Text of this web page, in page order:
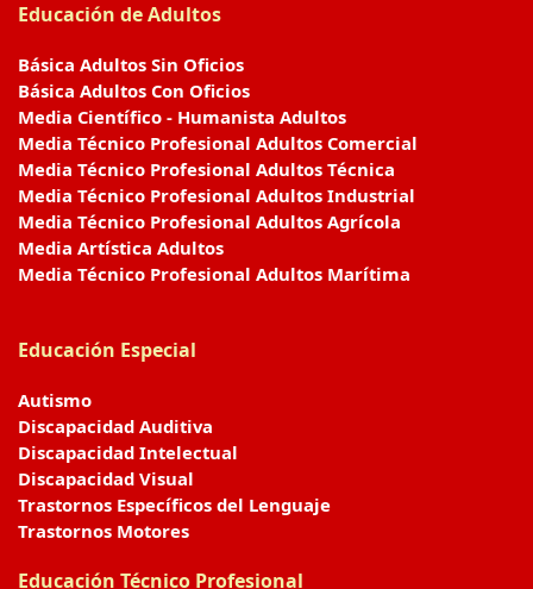
Educación de Adultos
Básica Adultos Sin Oficios
Básica Adultos Con Oficios
Media Científico - Humanista Adultos
Media Técnico Profesional Adultos Comercial
Media Técnico Profesional Adultos Técnica
Media Técnico Profesional Adultos Industrial
Media Técnico Profesional Adultos Agrícola
Media Artística Adultos
Media Técnico Profesional Adultos Marítima
Educación Especial
Autismo
Discapacidad Auditiva
Discapacidad Intelectual
Discapacidad Visual
Trastornos Específicos del Lenguaje
Trastornos Motores
Educación Técnico Profesional